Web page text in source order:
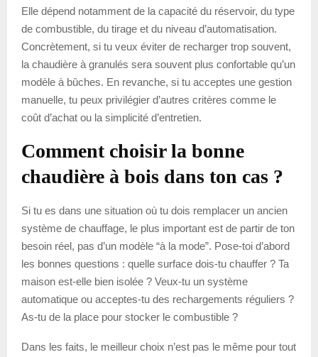
Elle dépend notamment de la capacité du réservoir, du type
de combustible, du tirage et du niveau d’automatisation.
Concrètement, si tu veux éviter de recharger trop souvent,
la chaudière à granulés sera souvent plus confortable qu’un
modèle à bûches. En revanche, si tu acceptes une gestion
manuelle, tu peux privilégier d’autres critères comme le
coût d’achat ou la simplicité d’entretien.
Comment choisir la bonne
chaudière à bois dans ton cas ?
Si tu es dans une situation où tu dois remplacer un ancien
système de chauffage, le plus important est de partir de ton
besoin réel, pas d’un modèle “à la mode”. Pose-toi d’abord
les bonnes questions : quelle surface dois-tu chauffer ? Ta
maison est-elle bien isolée ? Veux-tu un système
automatique ou acceptes-tu des rechargements réguliers ?
As-tu de la place pour stocker le combustible ?
Dans les faits, le meilleur choix n’est pas le même pour tout